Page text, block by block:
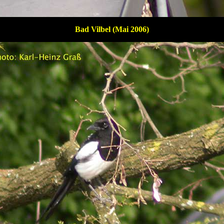
Bad Vilbel (Mai 2006)